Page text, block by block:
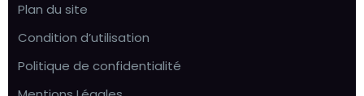
Plan du site
Condition d’utilisation
Politique de confidentialité